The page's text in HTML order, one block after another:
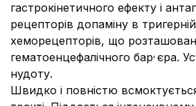
гастрокінетичного ефекту і
рецепторів допаміну в тригерній
хеморецепторів, що
гематоенцефалічного бар, єра.
нудоту.
Швидко і повністю